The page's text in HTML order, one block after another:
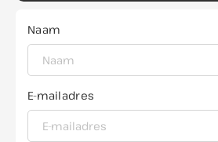
Naam
E-mailadres